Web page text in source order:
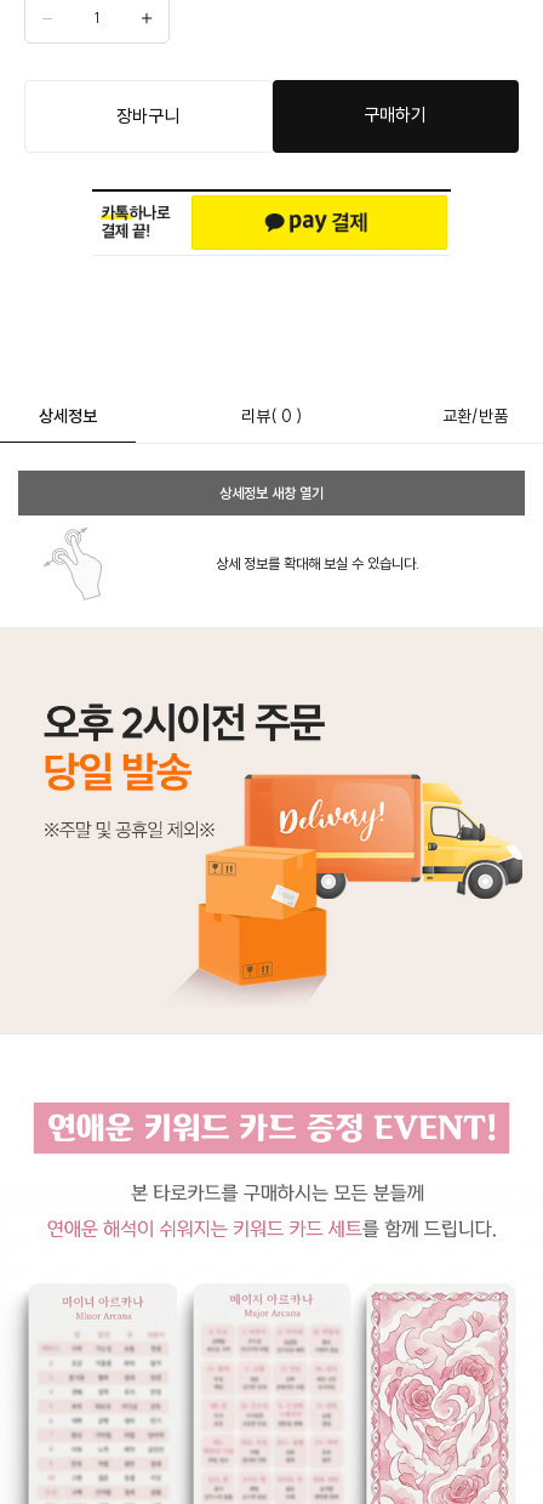
장바구니 구매하기
상세정보 리뷰( 0 ) 교환/반품
상세정보 새창 열기
상세 정보를 확대해 보실 수 있습니다.